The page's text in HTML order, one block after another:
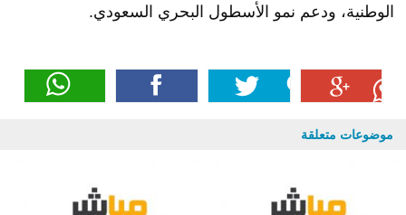
الوطنية، ودعم نمو الأسطول البحري السعودي.
موضوعات متعلقة